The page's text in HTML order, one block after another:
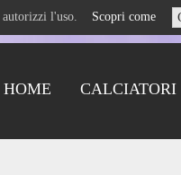
autorizzi l'uso. Scopri come
HOME CALCIATORI